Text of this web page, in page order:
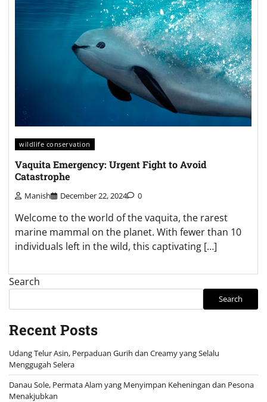
wildlife conservation
Vaquita Emergency: Urgent Fight to Avoid
Catastrophe
Manish December 22, 2024 0
Welcome to the world of the vaquita, the rarest
marine mammal on the planet. With fewer than 10
individuals left in the wild, this captivating […]
Search
Search
Recent Posts
Udang Telur Asin, Perpaduan Gurih dan Creamy yang Selalu
Menggugah Selera
Danau Sole, Permata Alam yang Menyimpan Keheningan dan Pesona
Menakjubkan